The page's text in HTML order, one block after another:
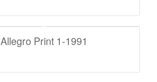
Allegro Print 1-1991